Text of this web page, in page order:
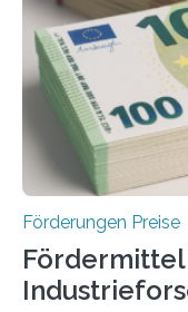
Förderungen Preise
Fördermittel